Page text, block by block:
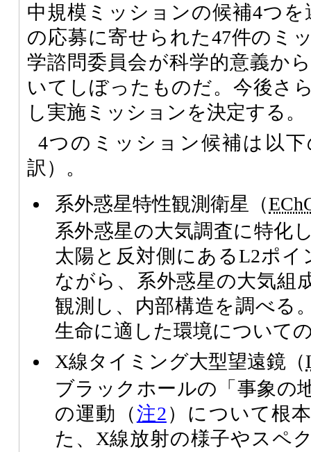
中規模ミッションの候補4つを
の応募に寄せられた47件のミ
学諮問委員会が科学的意義か
いてしぼったものだ。今後さ
し実施ミッションを決定する。
4つのミッション候補は以
訳）。
系外惑星特性観測衛星（
系外惑星の大気調査に特化
太陽と反対側にあるL2ポイ
ながら、系外惑星の大気組
観測し、内部構造を調べる
生命に適した環境について
X線タイミング大型望遠鏡（
ブラックホールの「事象の
の運動（注2）について根
た、X線放射の様子やスペ